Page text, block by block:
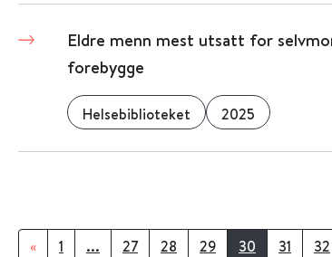
Eldre menn mest utsatt for
forebygge
Helsebiblioteket 2025
« 1 ... 27 28 29 30 31 32